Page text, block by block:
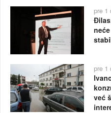
pre 1
pre 1
već